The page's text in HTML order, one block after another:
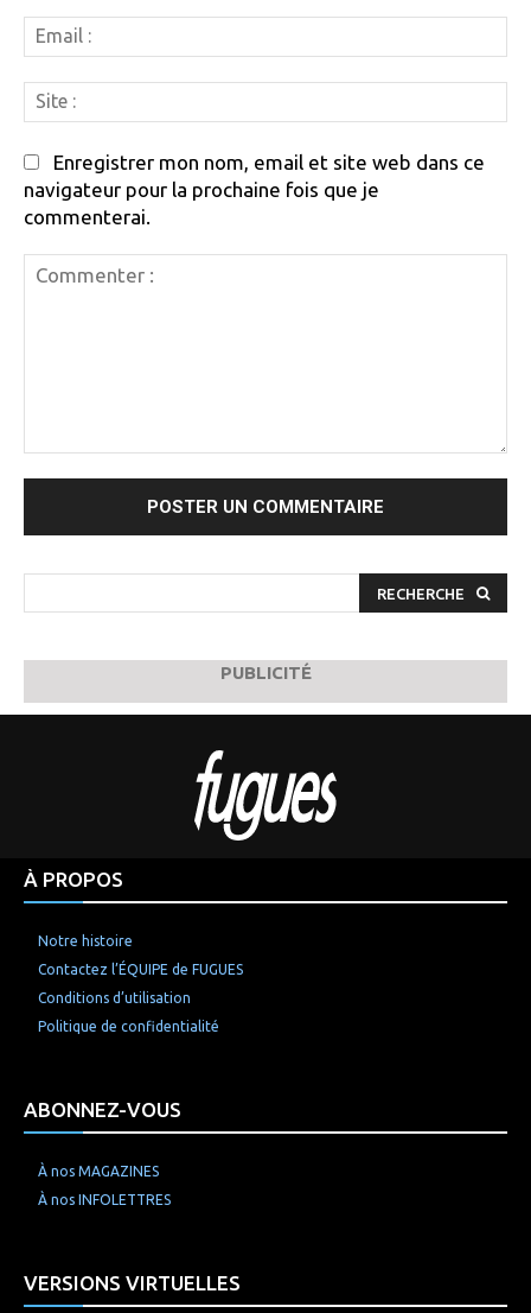
:
:
Enregistrer mon nom, email et site web dans ce
navigateur pour la prochaine fois que je
commenterai.
RECHERCHE
PUBLICITÉ
À PROPOS
Notre histoire
Contactez l’ÉQUIPE de FUGUES
Conditions d’utilisation
Politique de confidentialité
ABONNEZ-VOUS
À nos MAGAZINES
À nos INFOLETTRES
VERSIONS VIRTUELLES